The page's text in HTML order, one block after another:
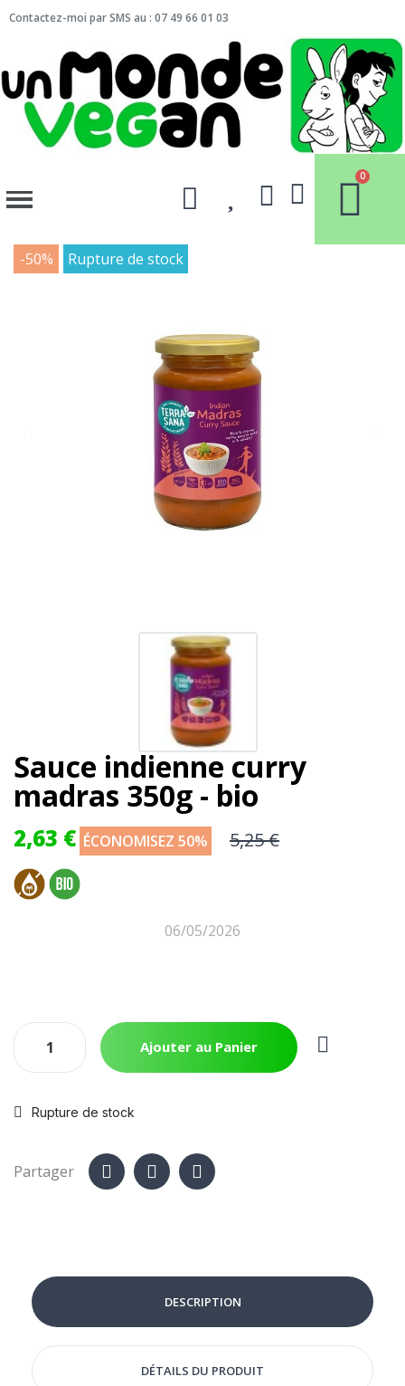
Contactez-moi par SMS au : 07 49 66 01 03
-50% Rupture de stock
Sauce indienne curry
madras 350g - bio
2,63 € ÉCONOMISEZ 50% 5,25 €
06/05/2026
Ajouter au Panier
Rupture de stock
Partager
DESCRIPTION
DÉTAILS DU PRODUIT